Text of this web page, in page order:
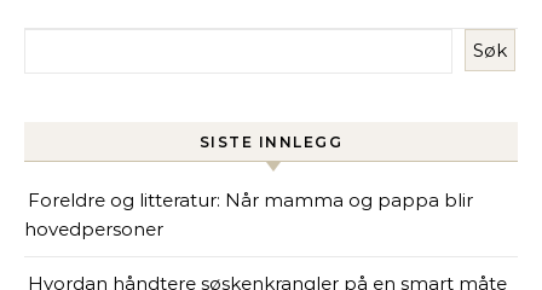
Søk
SISTE INNLEGG
Foreldre og litteratur: Når mamma og pappa blir
hovedpersoner
Hvordan håndtere søskenkrangler på en smart måte